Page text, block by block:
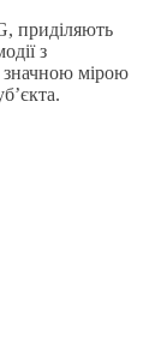
приділяють
з
значною мірою